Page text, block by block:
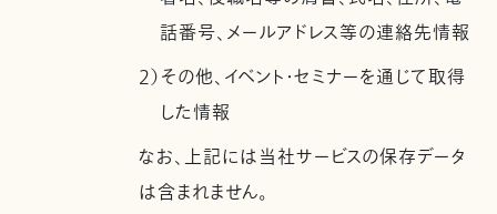
話番号、メールアドレス等の連絡先情報
2）その他、イベント・セミナーを通じて取得
した情報
なお、上記には当社サービスの保存データ
は含まれません。